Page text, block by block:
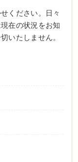
ください。日々
在の状況をお知
いたしません。